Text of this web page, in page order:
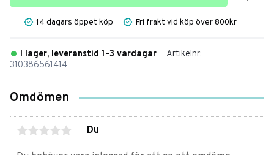
14 dagars öppet köp Fri frakt vid köp över 800kr
I lager, leveranstid 1-3 vardagar
Artikelnr
310386561414
Omdömen
Du